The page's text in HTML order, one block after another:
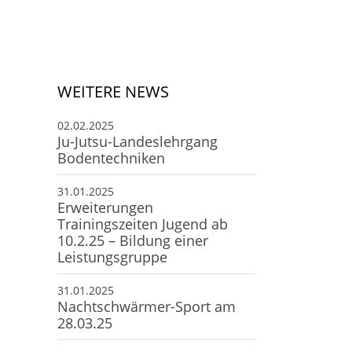
WEITERE NEWS
02.02.2025
Ju-Jutsu-Landeslehrgang
Bodentechniken
31.01.2025
Erweiterungen
Trainingszeiten Jugend ab
10.2.25 – Bildung einer
Leistungsgruppe
31.01.2025
Nachtschwärmer-Sport am
28.03.25